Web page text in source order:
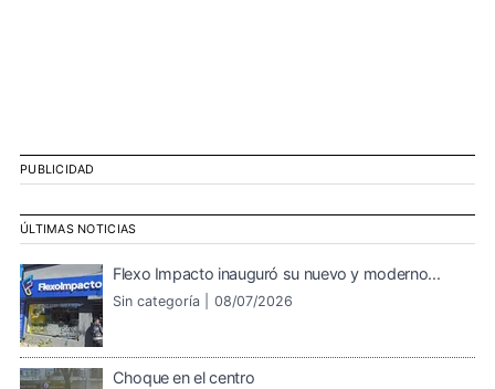
PUBLICIDAD
ÚLTIMAS NOTICIAS
Flexo Impacto inauguró su nuevo y moderno...
Sin categoría | 08/07/2026
Choque en el centro